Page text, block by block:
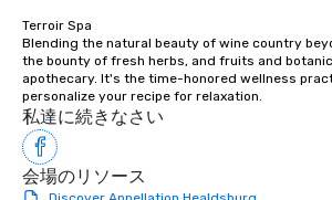
Terroir Spa
Blending the natural beauty of wine country
the bounty of fresh herbs, and fruits and
apothecary. It's the time-honored wellness
personalize your recipe for relaxation.
私達に続きなさい
会場のリソース